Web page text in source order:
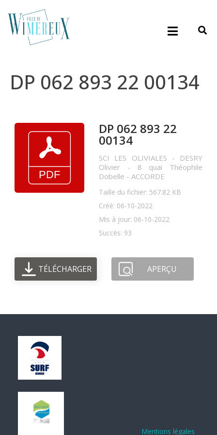
DP 062 893 22 00134
DP 062 893 22
00134
SCI LES OLIVIALES - DESRY
Olivier - 8 quai Théophile
Dobelle - ACCORDE
Taille du fichier: 567.82 KB
Créé: 06-10-2022
Mis à jour: 06-10-2022
Succès: 93
TÉLÉCHARGER APERÇU
Mentions légales